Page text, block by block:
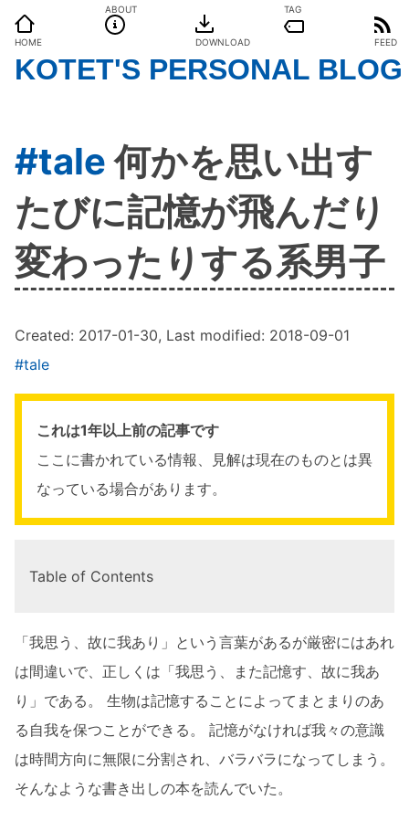
HOME
ABOUT
DOWNLOAD
TAG
FEED
KOTET'S PERSONAL BLOG
#tale何かを思い出す
たびに記憶が飛んだり
変わったりする系男子
Created: 2017-01-30, Last modified: 2018-09-01
#tale
これは1年以上前の記事です
ここに書かれている情報、見解は現在のものとは異
なっている場合があります。
Table of Contents
「我思う、故に我あり」という言葉があるが厳密にはあれ
は間違いで、正しくは「我思う、また記憶す、故に我あ
り」である。 生物は記憶することによってまとまりのあ
る自我を保つことができる。 記憶がなければ我々の意識
は時間方向に無限に分割され、バラバラになってしまう。
そんなような書き出しの本を読んでいた。